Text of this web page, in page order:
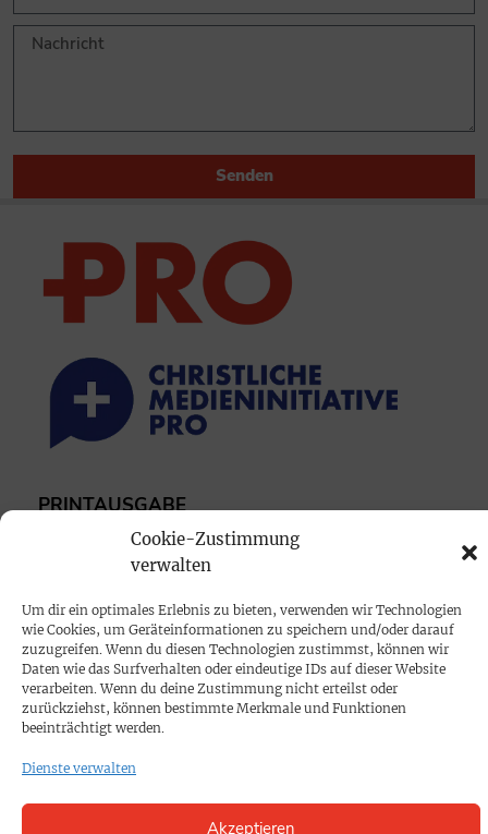
Cookie-Zustimmung
verwalten
Um dir ein optimales Erlebnis zu bieten, verwenden wir Technologien
wie Cookies, um Geräteinformationen zu speichern und/oder darauf
zuzugreifen. Wenn du diesen Technologien zustimmst, können wir
Daten wie das Surfverhalten oder eindeutige IDs auf dieser Website
verarbeiten. Wenn du deine Zustimmung nicht erteilst oder
zurückziehst, können bestimmte Merkmale und Funktionen
beeinträchtigt werden.
Dienste verwalten
Akzeptieren
Senden
PRINTAUSGABE
Mediadaten
PROKOMPAKT
Impressum
SPENDEN
Datenschutz